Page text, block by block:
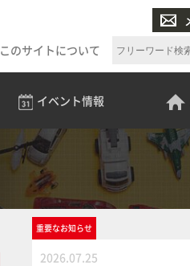
このサイトについて
イベント情報
重要なお知らせ
2026.07.25